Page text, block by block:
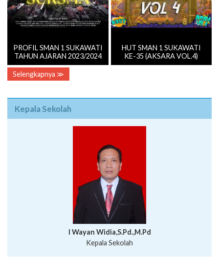
PROFIL SMAN 1 SUKAWATI
TAHUN AJARAN 2023/2024
HUT SMAN 1 SUKAWATI
KE-35 (AKSARA VOL.4)
Selengkapnya ≫
Kepala Sekolah
I Wayan Widia,S.Pd.,M.Pd
Kepala Sekolah